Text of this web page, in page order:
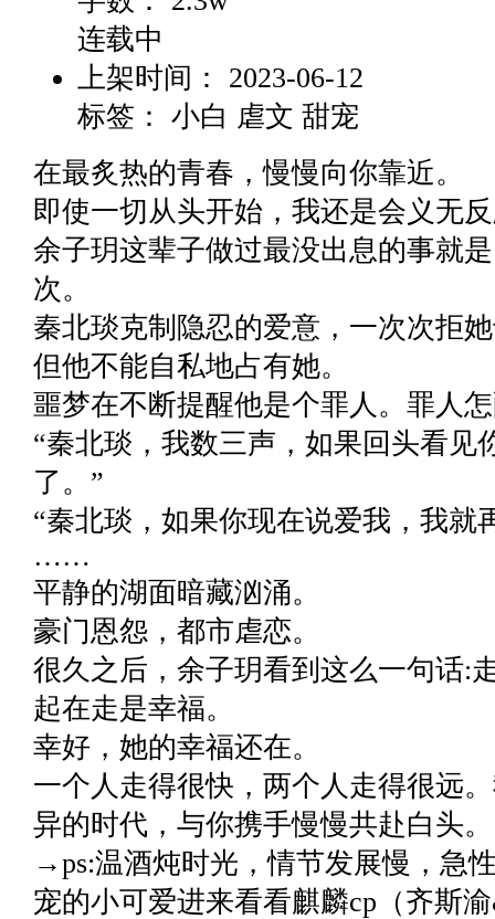
连载中
上架时间： 2023-06-12
标签： 小白 虐文 甜宠
在最炙热的青春，慢慢向你靠近。
即使一切从头开始，我还是会义无
余子玥这辈子做过最没出息的事就
次。
秦北琰克制隐忍的爱意，一次次拒
但他不能自私地占有她。
噩梦在不断提醒他是个罪人。罪人
“秦北琰，我数三声，如果回头看见
了。”
“秦北琰，如果你现在说爱我，我就
……
平静的湖面暗藏汹涌。
豪门恩怨，都市虐恋。
很久之后，余子玥看到这么一句话:
起在走是幸福。
幸好，她的幸福还在。
一个人走得很快，两个人走得很远
异的时代，与你携手慢慢共赴白头。
→ps:温酒炖时光，情节发展慢，急
宠的小可爱进来看看麒麟cp（齐斯